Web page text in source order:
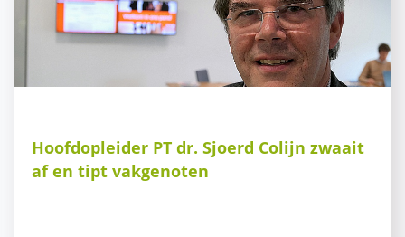
Hoofdopleider PT dr. Sjoerd Colijn zwaait
af en tipt vakgenoten